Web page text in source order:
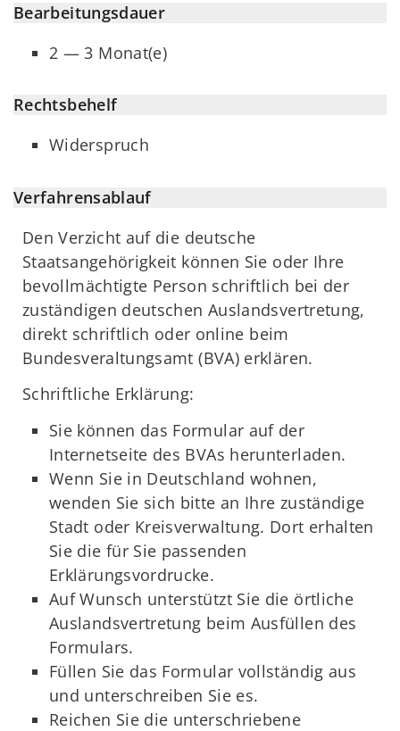
Bearbeitungsdauer
2 — 3 Monat(e)
Rechtsbehelf
Widerspruch
Verfahrensablauf
Den Verzicht auf die deutsche
Staatsangehörigkeit können Sie oder Ihre
bevollmächtigte Person schriftlich bei der
zuständigen deutschen Auslandsvertretung,
direkt schriftlich oder online beim
Bundesveraltungsamt (BVA) erklären.
Schriftliche Erklärung:
Sie können das Formular auf der
Internetseite des BVAs herunterladen.
Wenn Sie in Deutschland wohnen,
wenden Sie sich bitte an Ihre zuständige
Stadt oder Kreisverwaltung. Dort erhalten
Sie die für Sie passenden
Erklärungsvordrucke.
Auf Wunsch unterstützt Sie die örtliche
Auslandsvertretung beim Ausfüllen des
Formulars.
Füllen Sie das Formular vollständig aus
und unterschreiben Sie es.
Reichen Sie die unterschriebene